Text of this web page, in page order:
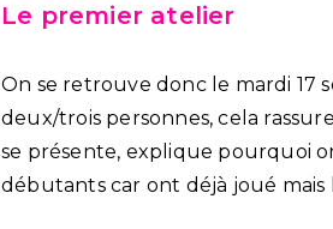
Le premier atelier
On se retrouve donc le mardi 17
deux/trois personnes, cela
se présente, explique pourquoi
débutants car ont déjà joué mais